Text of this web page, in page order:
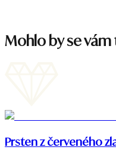
Mohlo by se
Prsten z červeného